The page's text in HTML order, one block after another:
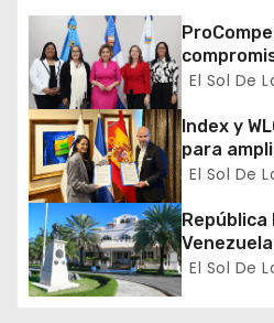
e
e
n
t
r
a
d
Sello
El Sol De
Index y
para
formación
El Sol De
República
proceso
El Sol De